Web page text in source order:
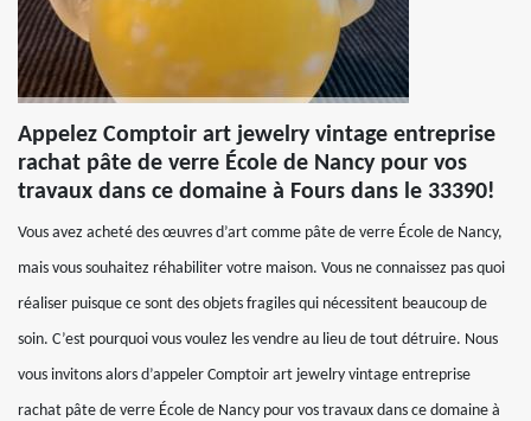
Appelez Comptoir art jewelry vintage entreprise
rachat pâte de verre École de Nancy pour vos
travaux dans ce domaine à Fours dans le 33390!
Vous avez acheté des œuvres d’art comme pâte de verre École de Nancy,
mais vous souhaitez réhabiliter votre maison. Vous ne connaissez pas quoi
réaliser puisque ce sont des objets fragiles qui nécessitent beaucoup de
soin. C’est pourquoi vous voulez les vendre au lieu de tout détruire. Nous
vous invitons alors d’appeler Comptoir art jewelry vintage entreprise
rachat pâte de verre École de Nancy pour vos travaux dans ce domaine à